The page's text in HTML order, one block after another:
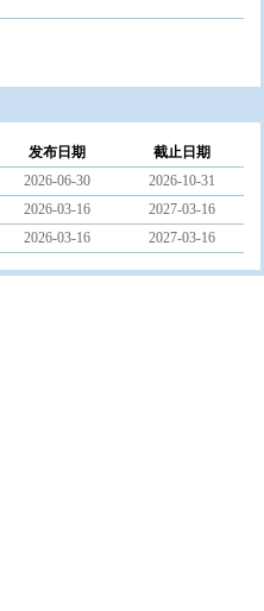
发布日期
截止日期
2026-06-30
2026-10-31
2026-03-16
2027-03-16
2026-03-16 2027-03-16